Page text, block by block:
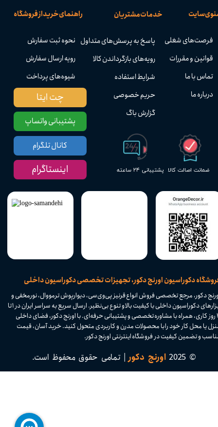
دکوراسیون اورنج دکور، تجهیزات تخصصی دکوراسیون داخلی
پشتیبانی ۲۴ ساعته ضمانت اصالت کالا
راهنمای خرید از فروشگاه
نحوه ثبت سفارش
رویه ارسال سفارش
شیوه‌های پرداخت
خدمات مشتریان
پاسخ به پرسش‌های متداول
رویه‌های بازگرداندن کالا
شرایط استفاده
حریم خصوصی
گزارش باگ
سایت
فرصت‌های شغلی
قوانین و مقررات
تماس با ما
درباره ما
دکور، مرجع تخصصی فروش انواع قرنیز پی‌وی‌سی، دیوارپوش ترمووال، نورمخفی و
ابزارهای دکوراسیون داخلی با کیفیت بالا و تنوع بی‌نظیر. ارسال سریع به سراسر ایران در ۱ تا
۴ روز کاری، همراه با مشاوره تخصصی و پشتیبانی حرفه‌ای. با اورنج دکور، فضای داخلی
یا محل کار خود را با محصولات مدرن و کاربردی متحول کنید. خرید آسان، قیمت
و تضمین کیفیت در فروشگاه اینترنتی اورنج دکور.​​​​​​​
© 2025 اورنج دکور| تمامی حقوق محفوظ است.​​​​​​​
پشتیبانی واتساپ
چت ایتا
کانال تلگرام
اینستاگرام